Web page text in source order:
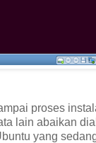
proses
lain abaikan
yang